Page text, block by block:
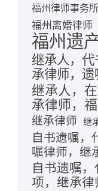
福州律师事务所
福州离婚律师
福州遗
继承人，
承律师，遗
继承人，
承律师，
继承律师 继
自书遗嘱，
嘱律师，继
自书遗嘱
项，继承律